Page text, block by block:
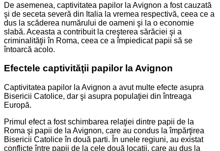
De asemenea, captivitatea papilor la Avignon a fost cauzată
şi de seceta severă din Italia la vremea respectivă, ceea ce a
dus la scăderea numărului de oameni şi la o economie
slabă. Aceasta a contribuit la creşterea sărăciei şi a
criminalităţii în Roma, ceea ce a împiedicat papii să se
întoarcă acolo.
Efectele captivităţii papilor la Avignon
Captivitatea papilor la Avignon a avut multe efecte asupra
Bisericii Catolice, dar şi asupra populaţiei din întreaga
Europă.
Primul efect a fost schimbarea relaţiei dintre papii de la
Roma şi papii de la Avignon, care au condus la împărţirea
Bisericii Catolice în două parti. În unele regiuni, au existat
conflicte între papii de la cele două locaţii, care au dus la